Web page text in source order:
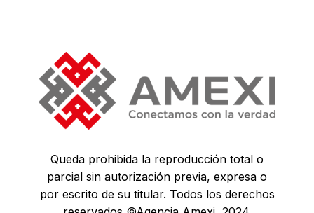
Queda prohibida la reproducción total o
parcial sin autorización previa, expresa o
por escrito de su titular. Todos los derechos